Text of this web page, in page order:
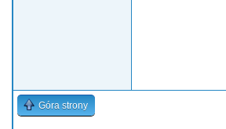
Góra strony